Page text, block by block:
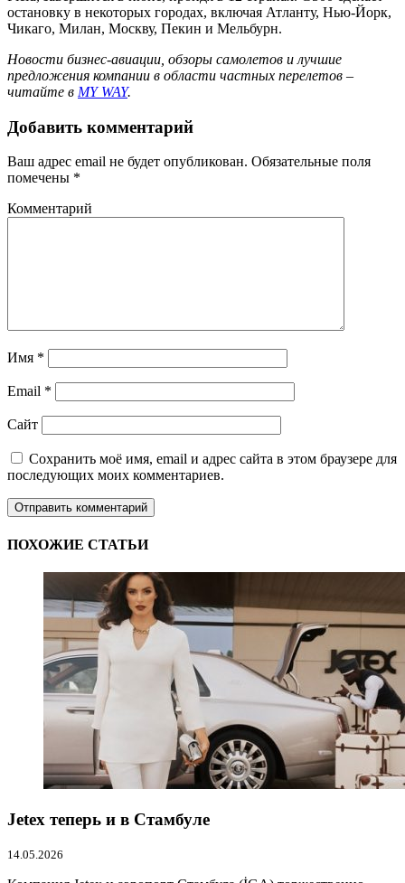
остановку в некоторых городах, включая Атланту, Нью-Йорк,
Чикаго, Милан, Москву, Пекин и Мельбурн.
Новости бизнес-авиации, обзоры самолетов и лучшие
предложения компании в области частных перелетов –
читайте в MY WAY.
Добавить комментарий
Ваш адрес email не будет опубликован. Обязательные поля
помечены *
Комментарий
Имя *
Email *
Сайт
Сохранить моё имя, email и адрес сайта в этом браузере для
последующих моих комментариев.
ПОХОЖИЕ СТАТЬИ
Jetex теперь и в Стамбуле
14.05.2026